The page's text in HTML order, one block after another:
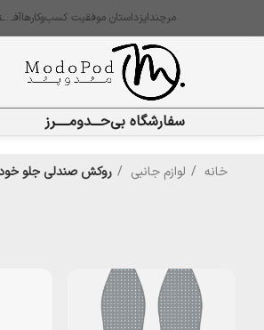
مرچندایزداستان موفقیت کسب‌وکارها
سفارشگاه بی‌حـــدومـــــرز
خانه لوازم جانبی روکش صندلی جلو